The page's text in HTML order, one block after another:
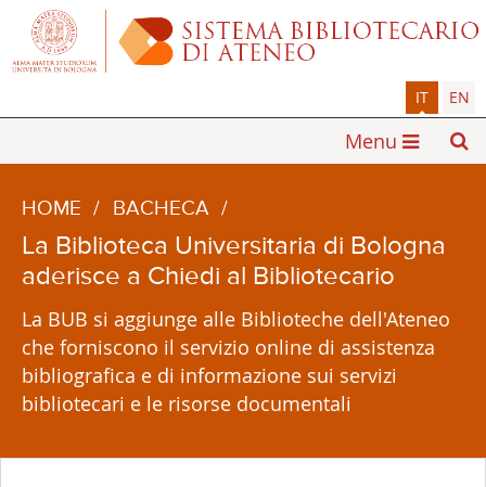
IT EN
Menu
HOME / BACHECA /
La Biblioteca Universitaria di Bologna
aderisce a Chiedi al Bibliotecario
La BUB si aggiunge alle Biblioteche dell'Ateneo
che forniscono il servizio online di assistenza
bibliografica e di informazione sui servizi
bibliotecari e le risorse documentali